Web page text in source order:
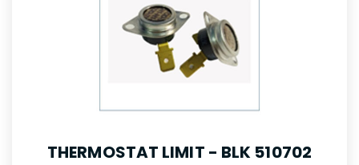
THERMOSTAT LIMIT - BLK 510702